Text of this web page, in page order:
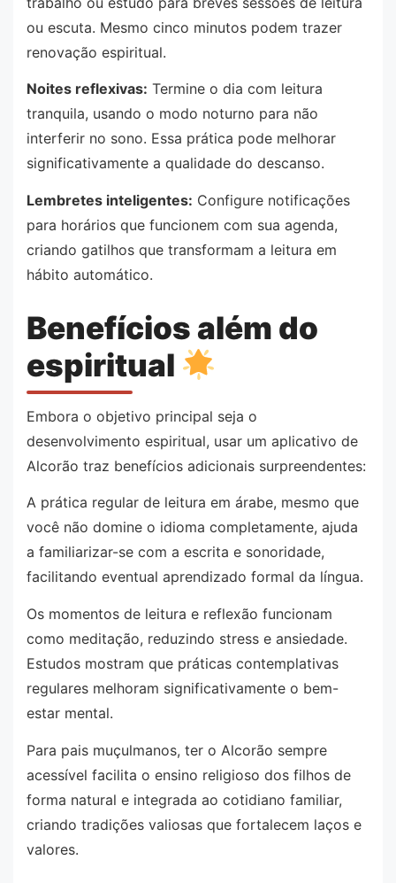
ou escuta. Mesmo cinco minutos podem trazer
renovação espiritual.
Noites reflexivas: Termine o dia com leitura
tranquila, usando o modo noturno para não
interferir no sono. Essa prática pode melhorar
significativamente a qualidade do descanso.
Lembretes inteligentes: Configure notificações
para horários que funcionem com sua agenda,
criando gatilhos que transformam a leitura em
hábito automático.
Benefícios além do
espiritual
Embora o objetivo principal seja o
desenvolvimento espiritual, usar um aplicativo de
Alcorão traz benefícios adicionais surpreendentes:
A prática regular de leitura em árabe, mesmo que
você não domine o idioma completamente, ajuda
a familiarizar-se com a escrita e sonoridade,
facilitando eventual aprendizado formal da língua.
Os momentos de leitura e reflexão funcionam
como meditação, reduzindo stress e ansiedade.
Estudos mostram que práticas contemplativas
regulares melhoram significativamente o bem-
estar mental.
Para pais muçulmanos, ter o Alcorão sempre
acessível facilita o ensino religioso dos filhos de
forma natural e integrada ao cotidiano familiar,
criando tradições valiosas que fortalecem laços e
valores.